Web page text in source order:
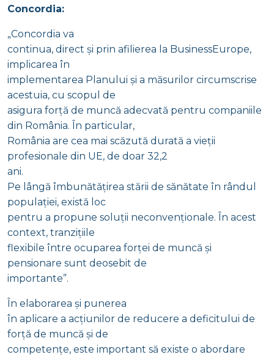
Concordia:
„Concordia va
continua, direct și prin afilierea la BusinessEurope,
implicarea în
implementarea Planului și a măsurilor circumscrise
acestuia, cu scopul de
asigura forță de muncă adecvată pentru companiile
din România. În particular,
România are cea mai scăzută durată a vieții
profesionale din UE, de doar 32,2
ani.
Pe lângă îmbunătățirea stării de sănătate în rândul
populației, există loc
pentru a propune soluții neconvenționale. În acest
context, tranzițiile
flexibile între ocuparea forței de muncă și
pensionare sunt deosebit de
importante”.
În elaborarea și punerea
în aplicare a acțiunilor de reducere a deficitului de
forță de muncă și de
competențe, este important să existe o abordare